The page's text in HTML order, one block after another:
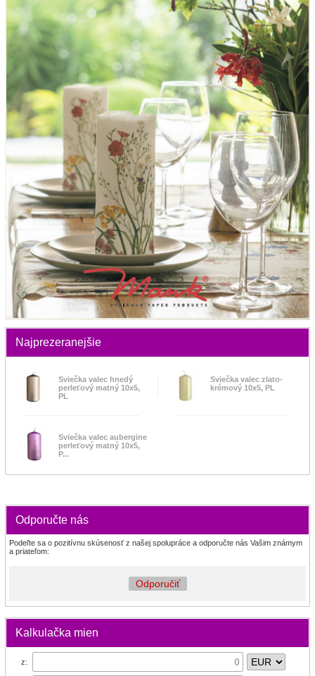
Najprezeranejšie
Sviečka valec hnedý
perleťový matný 10x5,
PL
Sviečka valec zlato-
krémový 10x5, PL
Sviečka valec aubergine
perleťový matný 10x5,
P...
Odporučte nás
Podeľte sa o pozitívnu skúsenosť z našej spolupráce a odporučte nás Vašim známym
a priateľom:
Odporučiť
Kalkulačka mien
z: